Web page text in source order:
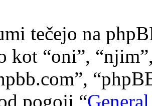
tečejo na
kot “oni”,
pogoji “